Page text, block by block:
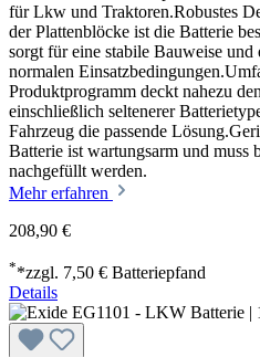
für Lkw und Traktoren.Robustes
der Plattenblöcke ist die Batterie
sorgt für eine stabile Bauweise und
normalen
Produktprogramm deckt nahezu
einschließlich seltenerer
Fahrzeug die passende
Batterie ist wartungsarm und muss
nachgefüllt werden.
Mehr erfahren
208,90 €
**zzgl. 7,50 € Batteriepfand
Details